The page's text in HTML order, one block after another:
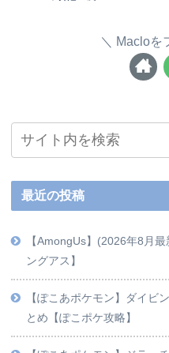
Macloを
最近の投稿
【AmongUs】(2026年8月
ングアス】
【ぽこあポケモン】ダイビ
とめ【ぽこポケ攻略】